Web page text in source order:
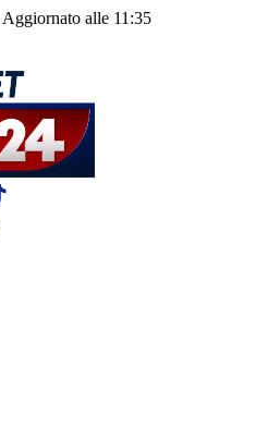
Aggiornato alle 11:35